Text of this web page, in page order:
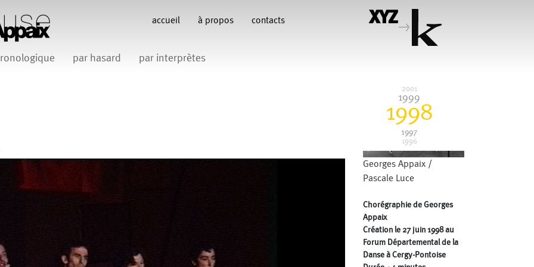
accueil à propos contacts
>
par hasard par interprètes
Françoise Rognerud
Appaix Jean-Paul Bourel
Maria Eugenia Lopez Valenzuela Maria Grazia Noce
Pascal Gobin
Pascale Paoli Sabine Macher Sébastien Chatellier
2001
1999
1998
1997
1996
au Théâtre Paul Éluard de
Bezons. Saisons 97/98 et
Georges Appaix /
Pascale Luce
Chorégraphie de Georges
Appaix
Création le 27 juin 1998 au
Forum Départemental de la
Danse à Cergy-Pontoise